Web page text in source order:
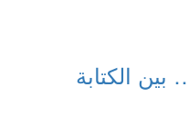
الكتابة